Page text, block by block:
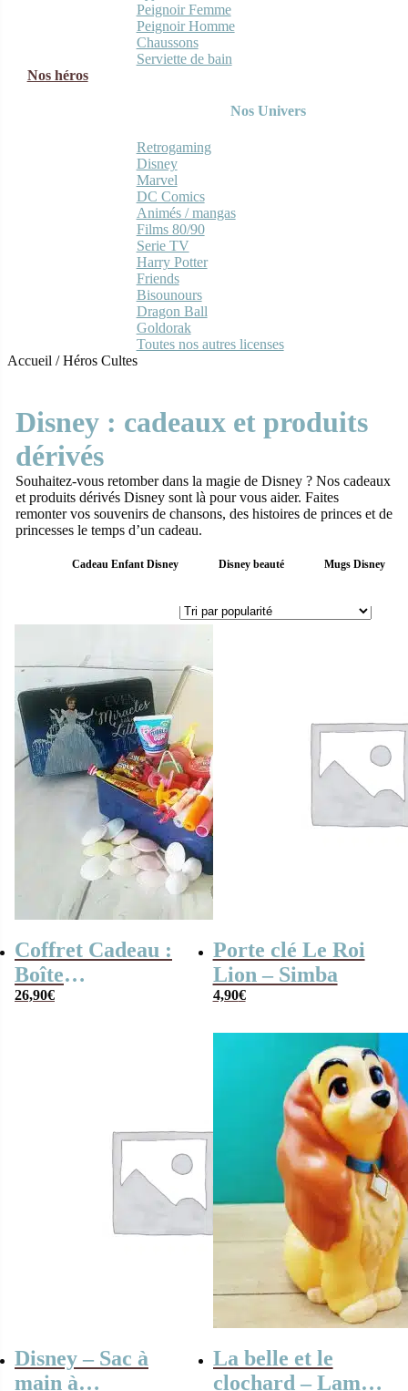
Peignoir Femme
Peignoir Homme
Chaussons
Serviette de bain
Nos héros
Nos Univers
Retrogaming
Disney
Marvel
DC Comics
Animés / mangas
Films 80/90
Serie TV
Harry Potter
Friends
Bisounours
Dragon Ball
Goldorak
Toutes nos autres licenses
Accueil /Héros Cultes
Disney : cadeaux et produits
dérivés
Souhaitez-vous retomber dans la magie de Disney ? Nos cadeaux
et produits dérivés Disney sont là pour vous aider. Faites
remonter vos souvenirs de chansons, des histoires de princes et de
princesses le temps d’un cadeau.
Cadeau Enfant Disney Disney beauté Mugs Disney
Coffret Cadeau :
Boîte
“Cendrillon”
26,90€
Porte clé Le Roi
Lion – Simba
4,90€
Disney – Sac à
main à
La belle et le
clochard – Lampe